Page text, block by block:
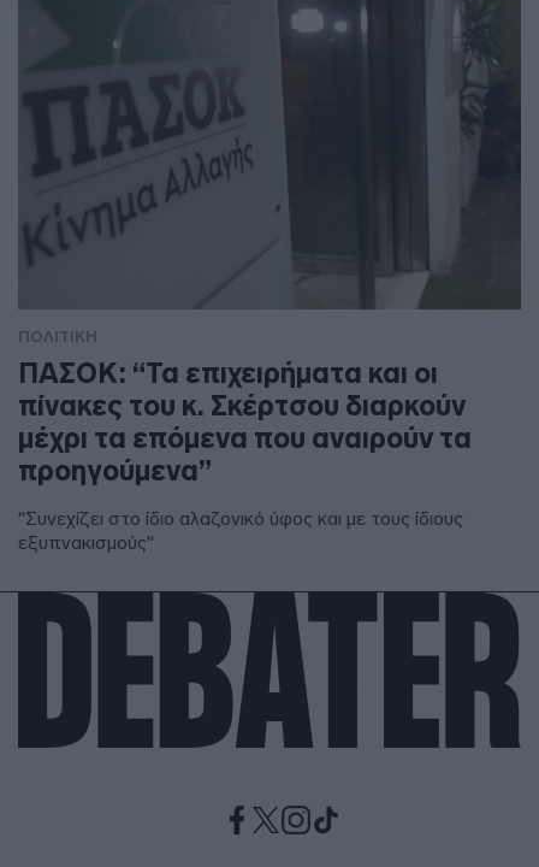
ΠΟΛΙΤΙΚΗ
ΠΑΣΟΚ: “Τα επιχειρήματα και οι
πίνακες του κ. Σκέρτσου διαρκούν
μέχρι τα επόμενα που αναιρούν τα
προηγούμενα”
"Συνεχίζει στο ίδιο αλαζονικό ύφος και με τους ίδιους
εξυπνακισμούς"